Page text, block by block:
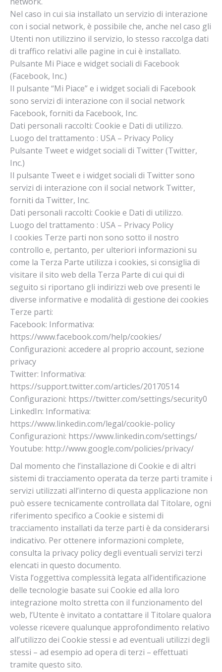
Nel caso in cui sia installato un servizio di interazione
con i social network, è possibile che, anche nel caso gli
Utenti non utilizzino il servizio, lo stesso raccolga dati
di traffico relativi alle pagine in cui è installato.
Pulsante Mi Piace e widget sociali di Facebook
(Facebook, Inc.)
Il pulsante “Mi Piace” e i widget sociali di Facebook
sono servizi di interazione con il social network
Facebook, forniti da Facebook, Inc.
Dati personali raccolti: Cookie e Dati di utilizzo.
Luogo del trattamento : USA – Privacy Policy
Pulsante Tweet e widget sociali di Twitter (Twitter,
Inc.)
Il pulsante Tweet e i widget sociali di Twitter sono
servizi di interazione con il social network Twitter,
forniti da Twitter, Inc.
Dati personali raccolti: Cookie e Dati di utilizzo.
Luogo del trattamento : USA – Privacy Policy
I cookies Terze parti non sono sotto il nostro
controllo e, pertanto, per ulteriori informazioni su
come la Terza Parte utilizza i cookies, si consiglia di
visitare il sito web della Terza Parte di cui qui di
seguito si riportano gli indirizzi web ove presenti le
diverse informative e modalità di gestione dei cookies
Terze parti:
Facebook: Informativa:
https://www.facebook.com/help/cookies/
Configurazioni: accedere al proprio account, sezione
privacy
Twitter: Informativa:
https://support.twitter.com/articles/20170514
Configurazioni: https://twitter.com/settings/security0
LinkedIn: Informativa:
https://www.linkedin.com/legal/cookie-policy
Configurazioni: https://www.linkedin.com/settings/
Youtube: http://www.google.com/policies/privacy/
Dal momento che l’installazione di Cookie e di altri
sistemi di tracciamento operata da terze parti tramite i
servizi utilizzati all’interno di questa applicazione non
può essere tecnicamente controllata dal Titolare, ogni
riferimento specifico a Cookie e sistemi di
tracciamento installati da terze parti è da considerarsi
indicativo. Per ottenere informazioni complete,
consulta la privacy policy degli eventuali servizi terzi
elencati in questo documento.
Vista l’oggettiva complessità legata all’identificazione
delle tecnologie basate sui Cookie ed alla loro
integrazione molto stretta con il funzionamento del
web, l’Utente è invitato a contattare il Titolare qualora
volesse ricevere qualunque approfondimento relativo
all’utilizzo dei Cookie stessi e ad eventuali utilizzi degli
stessi – ad esempio ad opera di terzi – effettuati
tramite questo sito.